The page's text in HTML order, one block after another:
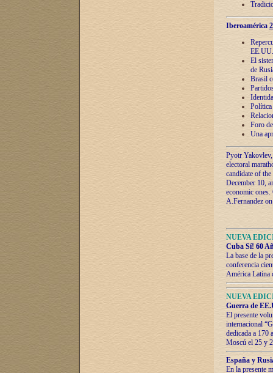
Iberoamérica
EE.UU.
El
de
Brasil
Política
Foro
Una
Pyotr
electoral
candidate of
December 10,
economic
A.Fernandez
NUEVA
Cuba Sí! 60
La base de la
conferencia
América Latina
NUEVA
Guerra de
El presente
internacional
dedicada a 170
Moscú el 25 y
España y
En la presente